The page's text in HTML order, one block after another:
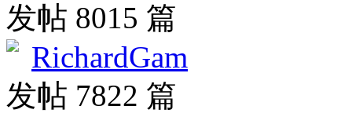
发帖 8015 篇
RichardGam
发帖 7822 篇